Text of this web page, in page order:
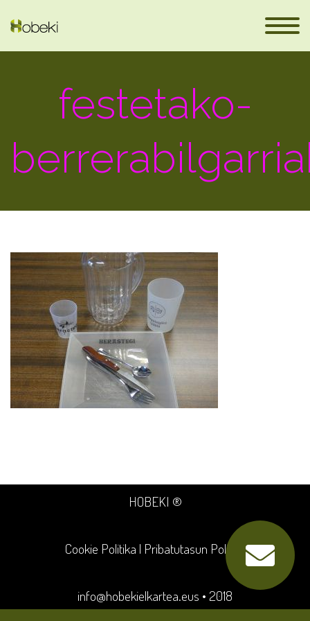
en
festetako-
HOBEKI ®
Cookie Politika | Pribatutasun Politika
info@hobekielkartea.eus • 2018